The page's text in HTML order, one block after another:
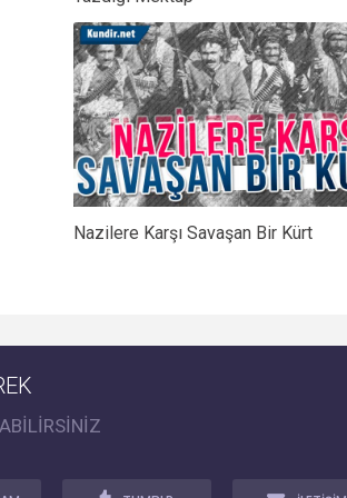
Nazilere Karşı Savaşan Bir Kürt